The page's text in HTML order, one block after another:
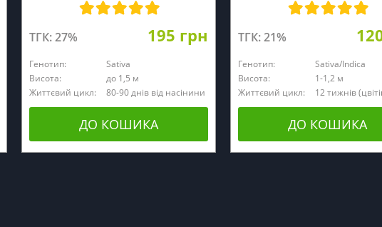
ТГК: 27% 195 грн
Генотип:
Sativa
Висота:
до 1,5 м
Життєвий цикл:
80-90 днів від насінини
ДО КОШИКА
ТГК: 21%
Генотип:
Sativa/Indica
Висота:
1-1,2 м
Життєвий цикл:
12 тижнів
ДО КОШИКА